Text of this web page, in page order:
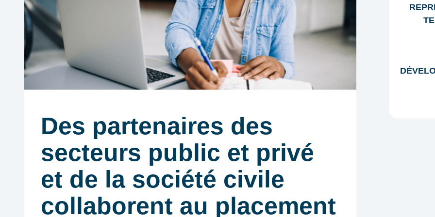
Des partenaires des
secteurs public et privé
et de la société civile
collaborent au placement